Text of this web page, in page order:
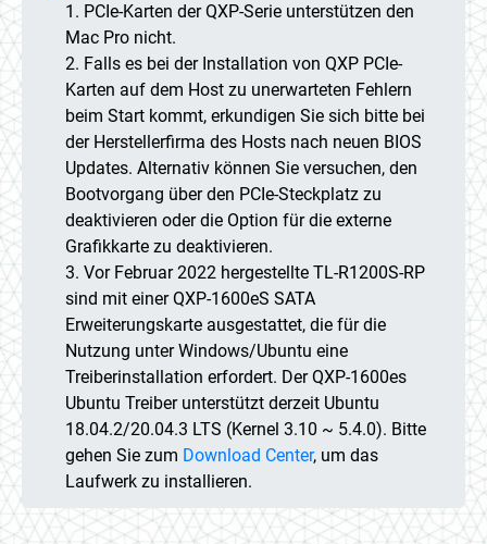
1. PCIe-Karten der QXP-Serie unterstützen den
Mac Pro nicht.
2. Falls es bei der Installation von QXP PCIe-
Karten auf dem Host zu unerwarteten Fehlern
beim Start kommt, erkundigen Sie sich bitte bei
der Herstellerfirma des Hosts nach neuen BIOS
Updates. Alternativ können Sie versuchen, den
Bootvorgang über den PCIe-Steckplatz zu
deaktivieren oder die Option für die externe
Grafikkarte zu deaktivieren.
3. Vor Februar 2022 hergestellte TL-R1200S-RP
sind mit einer QXP-1600eS SATA
Erweiterungskarte ausgestattet, die für die
Nutzung unter Windows/Ubuntu eine
Treiberinstallation erfordert. Der QXP-1600es
Ubuntu Treiber unterstützt derzeit Ubuntu
18.04.2/20.04.3 LTS (Kernel 3.10 ~ 5.4.0). Bitte
gehen Sie zum Download Center, um das
Laufwerk zu installieren.